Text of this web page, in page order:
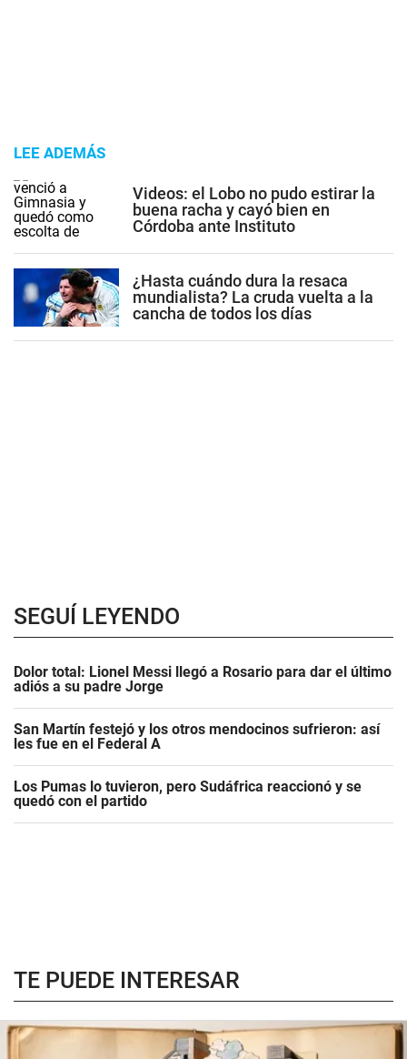
LEE ADEMÁS
Videos: el Lobo no pudo estirar la
buena racha y cayó bien en
Córdoba ante Instituto
¿Hasta cuándo dura la resaca
mundialista? La cruda vuelta a la
cancha de todos los días
SEGUÍ LEYENDO
Dolor total: Lionel Messi llegó a Rosario para dar el último
adiós a su padre Jorge
San Martín festejó y los otros mendocinos sufrieron: así
les fue en el Federal A
Los Pumas lo tuvieron, pero Sudáfrica reaccionó y se
quedó con el partido
TE PUEDE INTERESAR